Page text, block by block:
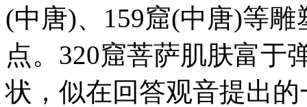
(中唐)、159窟(中唐)等
点。320窟菩萨肌肤富于
状，似在回答观音提出